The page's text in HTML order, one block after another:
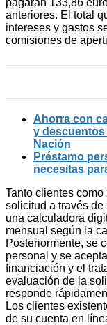
anteriores. El total
intereses y gastos
comisiones de
Ahorra con
y descuentos
Nación
Préstamo
necesitas
Tanto clientes
solicitud a través
una calculadora
mensual según la
Posteriormente, se
personal y se
financiación y el
evaluación de la
responde
Los clientes
de su cuenta en